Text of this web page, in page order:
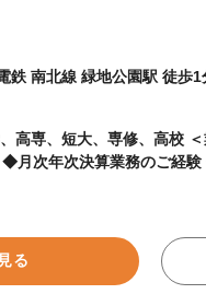
鉄 南北線 緑地公園駅 徒歩1
校 ＜業務経験＞ 【必須業務経験】 ◆経理の実務経験
◆月次年次決算業務のご経
る